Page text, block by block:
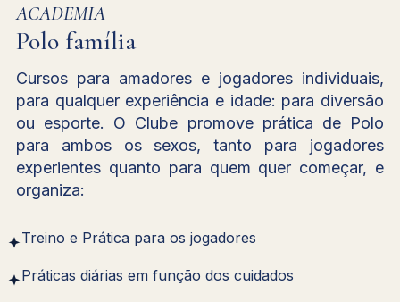
ACADEMIA
Polo família
Cursos para amadores e jogadores individuais,
para qualquer experiência e idade: para diversão
ou esporte. O Clube promove prática de Polo
para ambos os sexos, tanto para jogadores
experientes quanto para quem quer começar, e
organiza:
Treino e Prática para os jogadores
Práticas diárias em função dos cuidados